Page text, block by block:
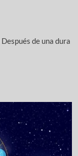
de una dura